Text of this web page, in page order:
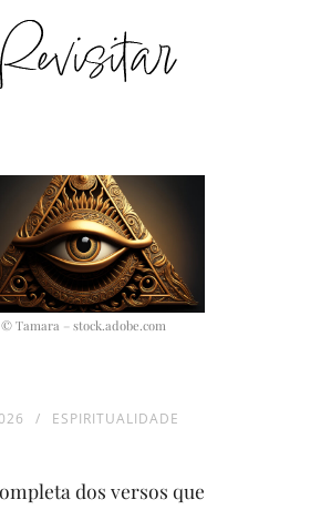
© Tamara – stock.adobe.com
ESPIRITUALIDADE
dos versos que